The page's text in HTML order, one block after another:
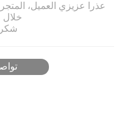
عذرا عزيزي العميل،
خلال